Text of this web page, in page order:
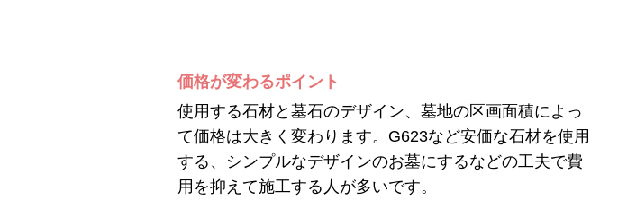
価格が変わるポイント
使用する石材と墓石のデザイン、墓地の区画面積によっ
て価格は大きく変わります。G623など安価な石材を使用
する、シンプルなデザインのお墓にするなどの工夫で費
用を抑えて施工する人が多いです。